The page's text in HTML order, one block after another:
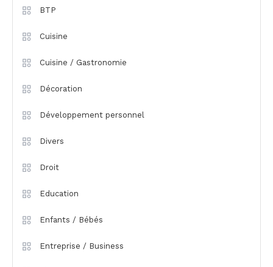
BTP
Cuisine
Cuisine / Gastronomie
Décoration
Développement personnel
Divers
Droit
Education
Enfants / Bébés
Entreprise / Business